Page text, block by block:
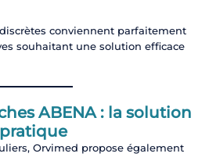
conviennent parfaitement
souhaitant une solution efficace
ABENA : la solution
Orvimed propose également